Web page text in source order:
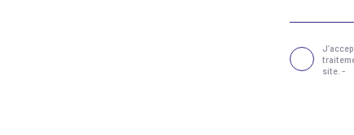
Confidentialité
site. -